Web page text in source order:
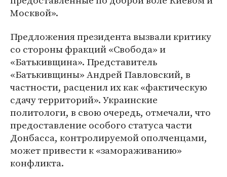
Москвой».
Предложения президента вызвали критику
со стороны фракций «Свобода» и
«Батькивщина». Представитель
«Батькивщины» Андрей Павловский, в
частности, расценил их как «фактическую
сдачу территорий». Украинские
политологи, в свою очередь, отмечали, что
предоставление особого статуса части
Донбасса, контролируемой ополченцами,
может привести к «замораживанию»
конфликта.